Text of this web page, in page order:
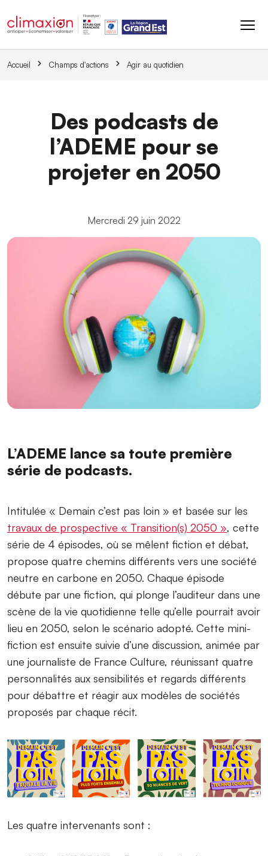
Accueil Champs d'actions Agir au quotidien
Des podcasts de
l’ADEME pour se
projeter en 2050
Mercredi 29 juin 2022
L’ADEME lance sa toute première
série de podcasts.
Intitulée « Demain c’est pas loin » et basée sur les
travaux de prospective « Transition(s) 2050 », cette
série de 4 épisodes, où se mêlent fiction et débat,
propose quatre chemins différents vers une société
neutre en carbone en 2050. Chaque épisode
débute par une fiction, qui plonge l’auditeur dans une
scène de la vie quotidienne telle qu’elle pourrait avoir
lieu en 2050, selon le scénario adopté. Cette mini-
fiction est ensuite suivie d’une discussion, animée par
une journaliste de France Culture, réunissant quatre
personnalités aux sensibilités et regards différents
pour débattre et réagir aux modèles de sociétés
proposés par chaque récit.
Les quatre intervenants sont :